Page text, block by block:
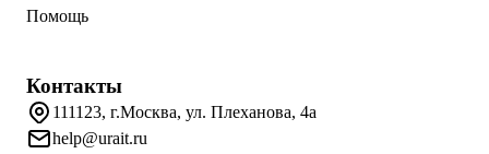
Помощь
Контакты
111123, г.Москва, ул. Плеханова, 4а
help@urait.ru